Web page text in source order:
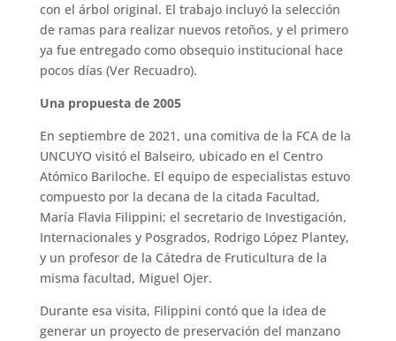
con el árbol original. El trabajo incluyó la selección
de ramas para realizar nuevos retoños, y el primero
ya fue entregado como obsequio institucional hace
pocos días (Ver Recuadro).
Una propuesta de 2005
En septiembre de 2021, una comitiva de la FCA de la
UNCUYO visitó el Balseiro, ubicado en el Centro
Atómico Bariloche. El equipo de especialistas estuvo
compuesto por la decana de la citada Facultad,
María Flavia Filippini; el secretario de Investigación,
Internacionales y Posgrados, Rodrigo López Plantey,
y un profesor de la Cátedra de Fruticultura de la
misma facultad, Miguel Ojer.
Durante esa visita, Filippini contó que la idea de
generar un proyecto de preservación del manzano